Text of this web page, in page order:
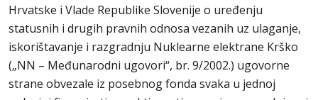
Hrvatske i Vlade Republike Slovenije o uređenju
statusnih i drugih pravnih odnosa vezanih uz ulaganje,
iskorištavanje i razgradnju Nuklearne elektrane Krško
(„NN – Međunarodni ugovori“, br. 9/2002.) ugovorne
strane obvezale iz posebnog fonda svaka u jednoj